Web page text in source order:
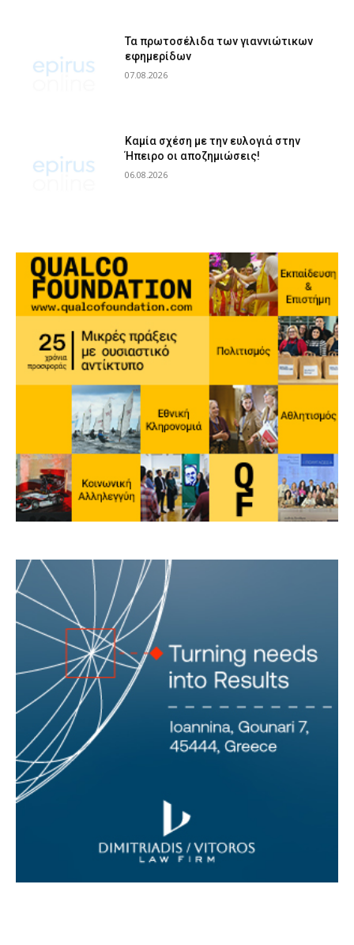
Τα πρωτοσέλιδα των γιαννιώτικων
εφημερίδων
07.08.2026
Καμία σχέση με την ευλογιά στην
Ήπειρο οι αποζημιώσεις!
06.08.2026